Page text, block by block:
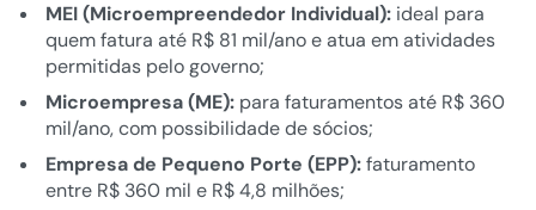
MEI (Microempreendedor Individual):ideal para
quem fatura até R$ 81 mil/ano e atua em atividades
permitidas pelo governo;
Microempresa (ME):para faturamentos até R$ 360
mil/ano, com possibilidade de sócios;
Empresa de Pequeno Porte (EPP):faturamento
entre R$ 360 mil e R$ 4,8 milhões;